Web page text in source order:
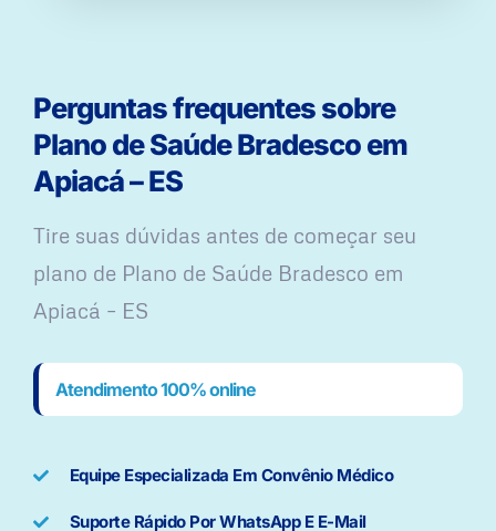
Perguntas frequentes sobre
Plano de Saúde Bradesco em
Apiacá – ES
Tire suas dúvidas antes de começar seu
plano ​de Plano de Saúde Bradesco em
Apiacá – ES
Atendimento 100% online
Equipe Especializada Em Convênio Médico
Suporte Rápido Por WhatsApp E E-Mail